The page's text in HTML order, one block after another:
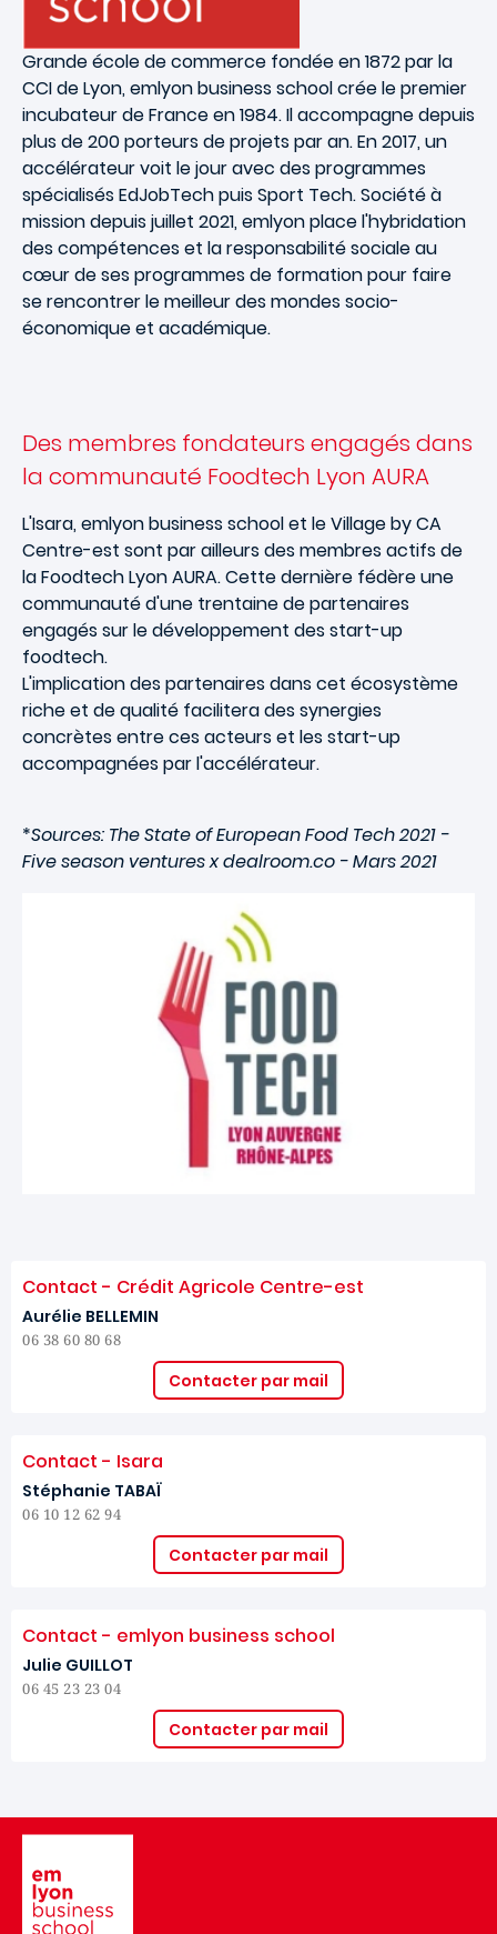
Grande école de commerce fondée en 1872 par la
CCI de Lyon,emlyonbusiness school crée lepremier
incubateurde France en 1984. Il accompagne depuis
plus de 200 porteurs de projets par an. En 2017, un
accélérateurvoit le jour avec des programmes
spécialisés EdJobTech puis Sport Tech. Société à
mission depuis juillet 2021, emlyon place l'hybridation
des compétences et la responsabilité socialeau
cœur de ses programmes de formation pour faire
se rencontrer le meilleur des mondes socio-
économique et académique.
Des membres fondateurs engagés dans
la communauté Foodtech Lyon AURA
L'Isara, emlyon business school et le Village by CA
Centre-est sont par ailleurs des membres actifs de
la Foodtech Lyon AURA. Cette dernière fédère une
communauté d'une trentaine de partenaires
engagés sur le développement des start-up
foodtech.
L'implication des partenaires dans cet écosystème
riche et de qualité facilitera des synergies
concrètes entre ces acteurs et les start-up
accompagnées par l'accélérateur.
*Sources: The State of European Food Tech 2021 -
Five season ventures x dealroom.co - Mars 2021
Contact - Crédit Agricole Centre-est
Aurélie BELLEMIN
06 38 60 80 68
Contacter par mail
Contact - Isara
Stéphanie TABAÏ
06 10 12 62 94
Contacter par mail
Contact - emlyon business school
Julie GUILLOT
06 45 23 23 04
Contacter par mail